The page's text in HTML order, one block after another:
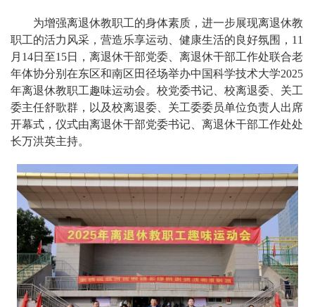
为增强离退休教职工的身体素质，进一步展现离退休教
职工的活力风采，营造乐享运动、健康生活的良好氛围，11
月14日至15日，离退休干部党委、离退休干部工作处联合老
年体协分别在东区和南区田径场举办中国科学技术大学2025
年离退休教职工趣味运动会。校党委书记、校离退委、关工
委主任舒歌群，以及校离退委、关工委委员单位负责人出席
开幕式，仪式由离退休干部党委书记、离退休干部工作处处
长万洪英主持。